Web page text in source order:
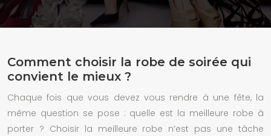
Comment choisir la robe de soirée qui
convient le mieux ?
Chaque fois que vous devez vous rendre à une fête, la
même question se pose : quelle est la meilleure robe à
porter ? Choisir la meilleure robe n’est pas une tâche